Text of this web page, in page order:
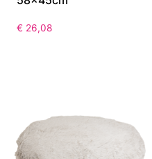
€ 26,08